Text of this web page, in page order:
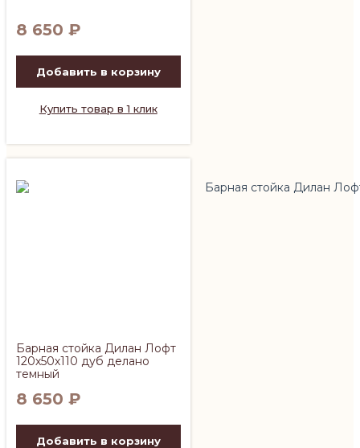
8 650 ₽
Добавить в корзину
Купить товар в 1 клик
Барная стойка Дилан Лофт
120х50х110 дуб делано
темный
8 650 ₽
Добавить в корзину